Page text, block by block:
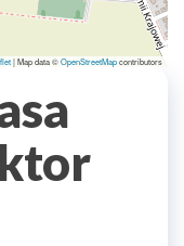
|Map data ©OpenStreetMapcontributors